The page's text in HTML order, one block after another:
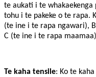
te aukati i te whakaekenga
tohu i te pakeke o te rapa.
(te ine i te rapa ngawari),
C (te ine i te rapa
Te kaha tensile: Ko te